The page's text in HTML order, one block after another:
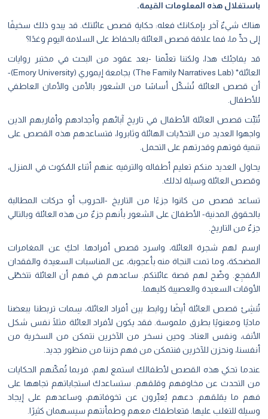
باستغلال هذه المعلومات القيمة.
هناك شيءٌ آخر بإمكانك فعله: حكاية قصص عائلتك. قد يبدو ذلك سخيفًا
إلى حدٍّ ما، فما علاقة قصص العائلة بالحفاظ على السلامة اليوم وغدًا؟
قد يفاجئك هذا، ولكننا تعلّمنا -بعد عقود من البحث في مختبر روايات
العائلة* (The Family Narratives Lab)
بجامعة إيموري (Emory University)-
أن قصص العائلة تُشكّل أساسًا من الشعور بالأمن والأمان العاطفي
للأطفال.
تُثبِّت قصص العائلة الأطفال في تاريخ آبائهم وأجدادهم وأقاربهم الذين
واجهوا العديد من التحدّيات الهائلة وثابروا، فتساعدهم هذه القصص على
تنمية قوتهم وقدرتهم على التحمل.
يحاول العديد منكم تعليم أطفاله والترفيه عنهم أثناء المُكوث في المنزل،
وقصص العائلة وسيلة لذلك.
تساعد قصص من كانوا جزءًا من التاريخ -الحروب أو حركات المطالبة
بالحقوق المدنية- الأطفالَ على الشعور بأنهم جزءٌ من هذه العائلة وبالتالي
جزءٌ من التاريخ.
ارسم لهم شجرة العائلة، واسرد قصص أفرادها. احكِ عن المغامرات
المضحكة، وما تمت النجاة منه بأعجوبة، عن المناسبات السعيدة والفقدان
المُفجِع. وضّح لهم قصة عائلتكم. ساعدهم في فهم أن العائلة تتخطّى
الأوقات السعيدة والعصيبة كليهما.
تُنشِئ قصص العائلة أيضًا روابط بين أفراد العائلة، سِمات تربطنا ببعضنا
ماديًا ومعنويًا بطرق ملموسة. فقد يكون لأفراد العائلة مثلًا نفس شكل
الأنف، ونفس العناد. وحين نسخر من الآخرين نتمكن من السخرية من
أنفسنا، ونحزن للآخرين فنتمكن من فهم حزننا من منظور جديد.
عندما تحكي هذه القصص لأطفالك استمع لهم، فربما تُمكّنهم الحكايات
من التحدث عن مخاوفهم وقلقهم. ستساعدك استجاباتهم تجاهها على
فهم ما يقلقهم. دعهم يُعبِّرون عن تخوفاتهم، وساعدهم على إيجاد
وسيلة للتغلب عليها. فتعاطفك معهم وطمأنتهم سيسهمان كثيرًا.